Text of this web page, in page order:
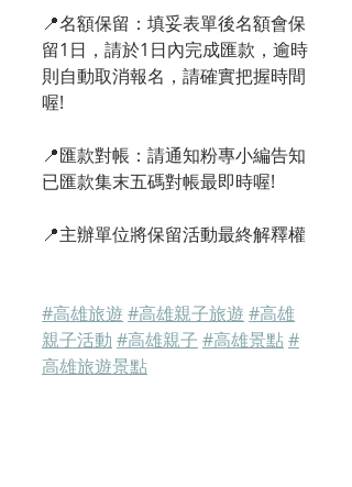
📍名額保留：填妥表單後名額會保
留1日，請於1日內完成匯款，逾時
則自動取消報名，請確實把握時間
喔!
📍匯款對帳：請通知粉專小編告知
已匯款集末五碼對帳最即時喔!
📍主辦單位將保留活動最終解釋權
#高雄旅遊 #高雄親子旅遊 #高雄
親子活動 #高雄親子 #高雄景點#
高雄旅遊景點